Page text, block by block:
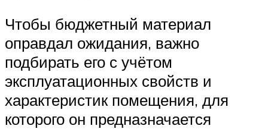
Чтобы бюджетный материал
оправдал ожидания, важно
подбирать его с учётом
эксплуатационных свойств и
характеристик помещения, для
которого он предназначается